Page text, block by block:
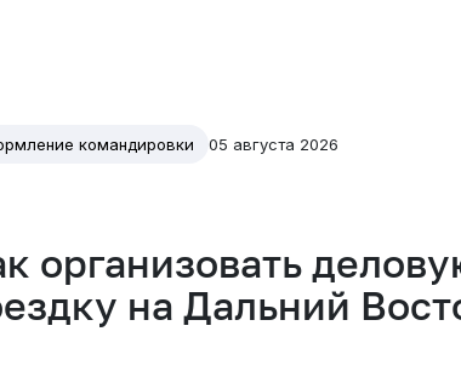
командировки 05 августа 2026
организовать
на Дальний